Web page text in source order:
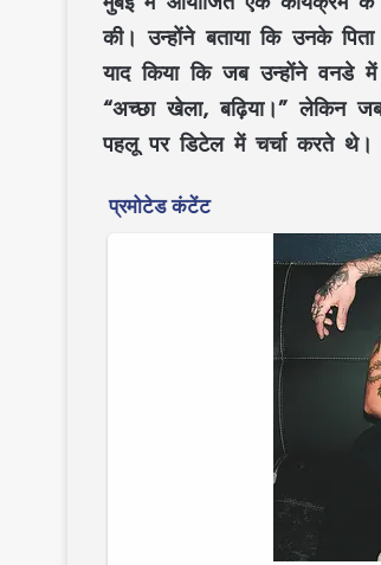
की। उन्होंने बताया कि उनके
याद किया कि जब उन्होंने वनडे
“अच्छा खेला, बढ़िया।” लेकिन
पहलू पर डिटेल में चर्चा करते